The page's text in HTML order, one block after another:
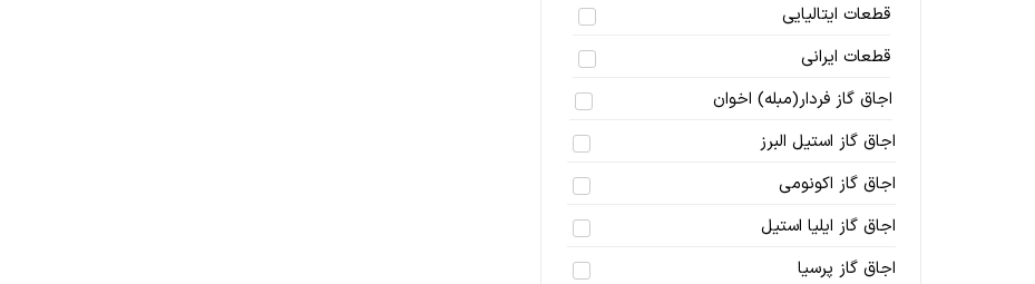
قطعات ایتالیایی
قطعات ایرانی
اجاق گاز فردار(مبله) اخوان
اجاق گاز استیل البرز
اجاق گاز اکونومی
اجاق گاز ایلیا استیل
اجاق گاز پرسیا